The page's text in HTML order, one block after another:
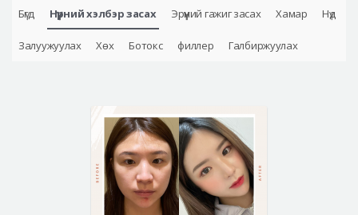
Аюулгүй гоо сайхны мэс засал
Лавлах
Бүгд Нүүрний хэлбэр засах Эрүүний гажиг засах Хамар Нүд
Залуужуулах Хөх Ботокс филлер Галбиржуулах